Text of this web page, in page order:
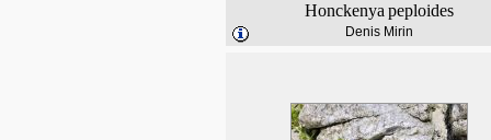
Honckenya peploides
Denis Mirin